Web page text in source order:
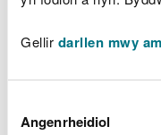
Gellir darllen mwy
Caniatâd
Angenrheidiol